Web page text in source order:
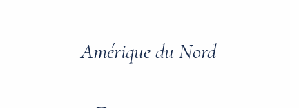
Amérique du Nord